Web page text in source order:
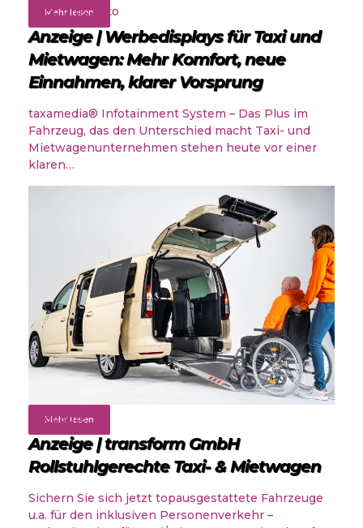
Mehr lesen
Rund ums Auto
Anzeige | Werbedisplays für Taxi und
Mietwagen: Mehr Komfort, neue
Einnahmen, klarer Vorsprung
taxamedia® Infotainment System – Das Plus im
Fahrzeug, das den Unterschied macht Taxi- und
Mietwagenunternehmen stehen heute vor einer
klaren…
Mehr lesen
Angebote
Anzeige | transform GmbH
Rollstuhlgerechte Taxi- & Mietwagen
Sichern Sie sich jetzt topausgestattete Fahrzeuge
u.a. für den inklusiven Personenverkehr –